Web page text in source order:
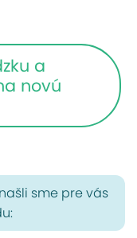
a
novú
sme pre vás